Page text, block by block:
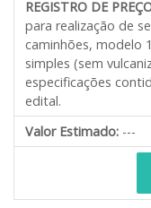
REGISTRO DE
para realização de
caminhões, modelo
simples (sem
especificações
edital.
Valor Estimado: ---